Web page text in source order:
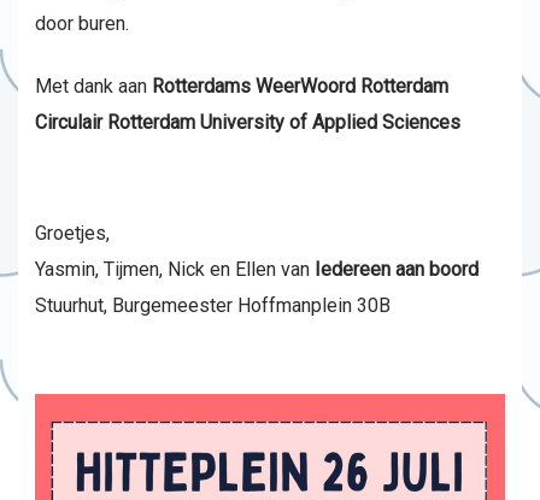
door buren.
Met dank aan Rotterdams WeerWoord Rotterdam
Circulair Rotterdam University of Applied Sciences
Groetjes,
Yasmin, Tijmen, Nick en Ellen van Iedereen aan boord
Stuurhut, Burgemeester Hoffmanplein 30B